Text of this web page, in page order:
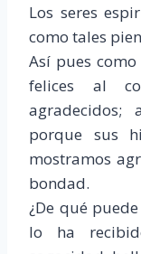
Los seres
como tales
Así pues
felices al
agradecidos;
porque sus
mostramos
bondad.
¿De qué
lo ha